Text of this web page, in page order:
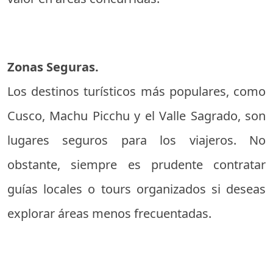
Zonas Seguras.
Los destinos turísticos más populares, como
Cusco, Machu Picchu y el Valle Sagrado, son
lugares seguros para los viajeros. No
obstante, siempre es prudente contratar
guías locales o tours organizados si deseas
explorar áreas menos frecuentadas.